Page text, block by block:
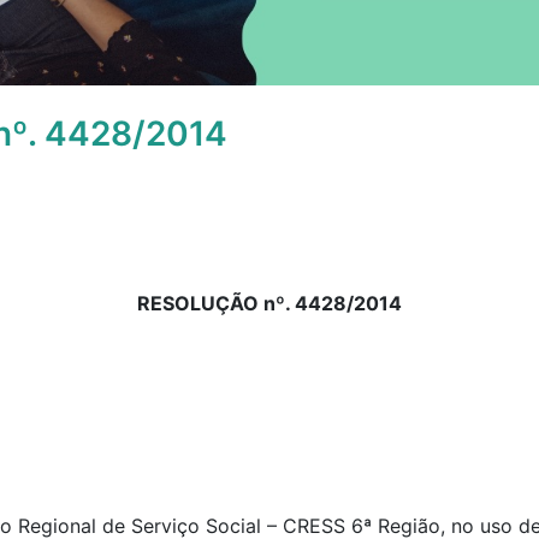
4428/2014
RESOLUÇÃO nº. 4428/2014
Regional de Serviço Social – CRESS 6ª Região, no uso